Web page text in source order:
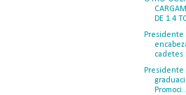
DE 1.4
cadetes
Presidente